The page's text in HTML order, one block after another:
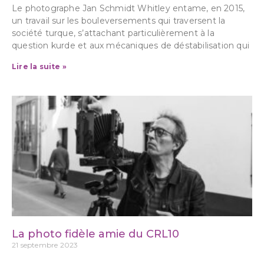
Le photographe Jan Schmidt Whitley entame, en 2015,
un travail sur les bouleversements qui traversent la
société turque, s’attachant particulièrement à la
question kurde et aux mécaniques de déstabilisation qui
Lire la suite »
La photo fidèle amie du CRL10
21 septembre 2023